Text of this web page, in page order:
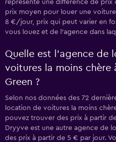
représente une différence de prix
prix moyen pour louer une
8 €/jour, prix qui peut varier en
vous louez et de l’agence dans
Quelle est l’agence de
voitures la moins chère
Green ?
Selon nos données des 72
location de voitures la moins
pouvez trouver des prix à partir
Dryyve est une autre agence de
des prix à partir de 5 € par jour.